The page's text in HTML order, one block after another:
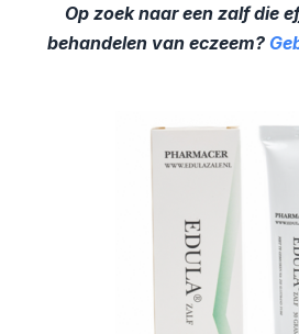
Op zoek naar een zalf die
behandelen van eczeem?